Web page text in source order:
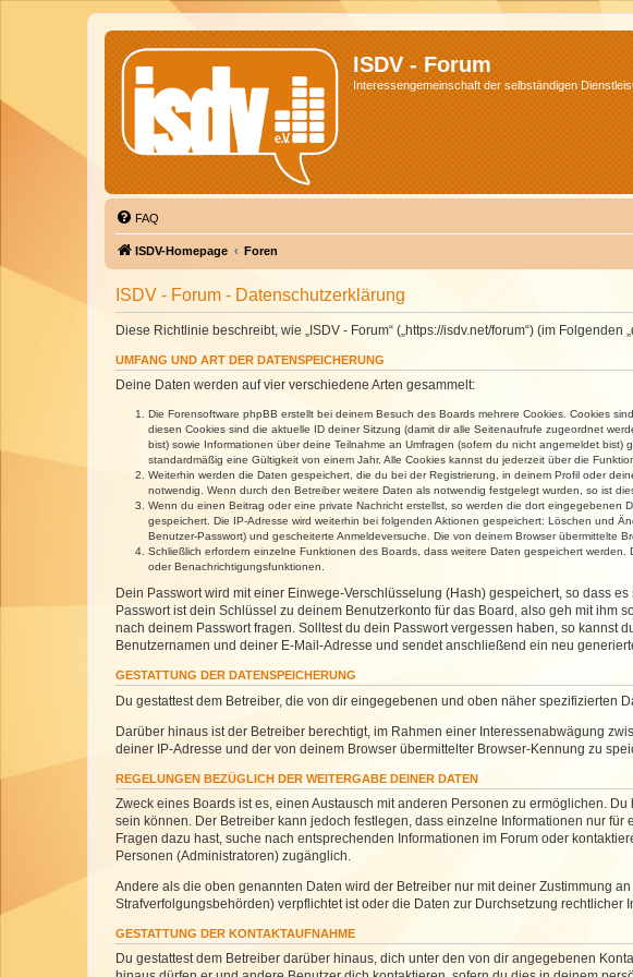
ISDV - Forum
Interessengemeinschaft der selbständigen
FAQ
ISDV-Homepage Foren
ISDV - Forum - Datenschutzerklärung
Diese Richtlinie beschreibt, wie „ISDV - Forum“ („https://isdv.net/forum“) (im
UMFANG UND ART DER DATENSPEICHERUNG
Deine Daten werden auf vier verschiedene Arten gesammelt:
Die Forensoftware phpBB erstellt bei deinem Besuch des Boards mehrere Cookies. Cookies
diesen Cookies sind die aktuelle ID deiner Sitzung (damit dir alle Seitenaufrufe zugeordnet
bist) sowie Informationen über deine Teilnahme an Umfragen (sofern du nicht angemeldet
standardmäßig eine Gültigkeit von einem Jahr. Alle Cookies kannst du jederzeit über die
Weiterhin werden die Daten gespeichert, die du bei der Registrierung, in deinem Profil oder
notwendig. Wenn durch den Betreiber weitere Daten als notwendig festgelegt wurden, so ist
Wenn du einen Beitrag oder eine private Nachricht erstellst, so werden die dort
gespeichert. Die IP-Adresse wird weiterhin bei folgenden Aktionen gespeichert: Löschen und
Benutzer-Passwort) und gescheiterte Anmeldeversuche. Die von deinem Browser übermittelte
Schließlich erfordern einzelne Funktionen des Boards, dass weitere Daten gespeichert
oder Benachrichtigungsfunktionen.
Dein Passwort wird mit einer Einwege-Verschlüsselung (Hash) gespeichert, so dass
Passwort ist dein Schlüssel zu deinem Benutzerkonto für das Board, also geh mit
nach deinem Passwort fragen. Solltest du dein Passwort vergessen haben, so kannst
Benutzernamen und deiner E-Mail-Adresse und sendet anschließend ein neu
GESTATTUNG DER DATENSPEICHERUNG
Du gestattest dem Betreiber, die von dir eingegebenen und oben näher spezifizierten
Darüber hinaus ist der Betreiber berechtigt, im Rahmen einer Interessenabwägung
deiner IP-Adresse und der von deinem Browser übermittelter Browser-Kennung zu
REGELUNGEN BEZÜGLICH DER WEITERGABE DEINER DATEN
Zweck eines Boards ist es, einen Austausch mit anderen Personen zu ermöglichen.
sein können. Der Betreiber kann jedoch festlegen, dass einzelne Informationen nur
Fragen dazu hast, suche nach entsprechenden Informationen im Forum oder
Personen (Administratoren) zugänglich.
Andere als die oben genannten Daten wird der Betreiber nur mit deiner Zustimmung
Strafverfolgungsbehörden) verpflichtet ist oder die Daten zur Durchsetzung rechtlicher
GESTATTUNG DER KONTAKTAUFNAHME
Du gestattest dem Betreiber darüber hinaus, dich unter den von dir angegebenen